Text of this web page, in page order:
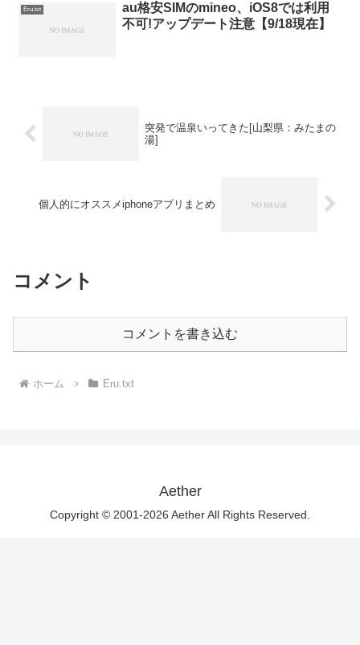
Eru.txt
au格安SIMのmineo、iOS8では利用
不可!アップデート注意【9/18現在】
突発で温泉いってきた[山梨県：みたまの
湯]
個人的にオススメiphoneアプリまとめ
コメント
コメントを書き込む
ホーム Eru.txt
Aether
Copyright © 2001-2026 Aether All Rights Reserved.